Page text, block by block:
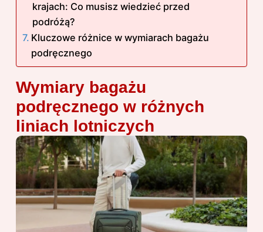
krajach: Co musisz wiedzieć przed
podróżą?
Kluczowe różnice w wymiarach bagażu
podręcznego
Wymiary bagażu
podręcznego w różnych
liniach lotniczych